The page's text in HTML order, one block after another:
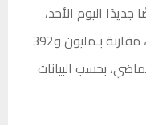
جديدًا اليوم الأحد،
حيث بلغ مليونًا و380 ألفًا و858 برميلًا، مقارنة بـمليون و392
الماضي، بحسب البيانات